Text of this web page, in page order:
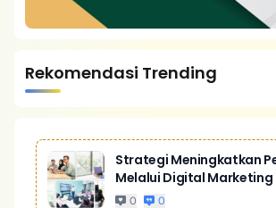
Rekomendasi Trending
Strategi Meningkatkan
Melalui Digital Marketing
Bisnis Yang Lebih
0 0